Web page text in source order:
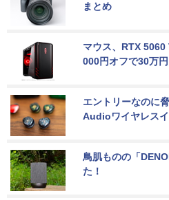
まとめ
マウス、RTX
000円オフで30万円
エントリーなのに
Audioワイヤレス
鳥肌ものの「
た！